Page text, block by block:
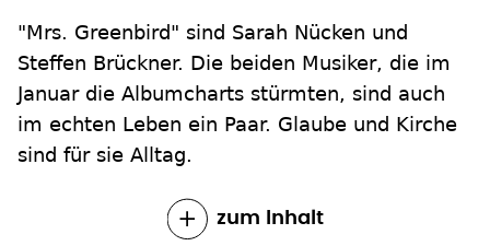
"Mrs. Greenbird" sind Sarah Nücken und
Steffen Brückner. Die beiden Musiker, die im
Januar die Albumcharts stürmten, sind auch
im echten Leben ein Paar. Glaube und Kirche
sind für sie Alltag.
zum Inhalt